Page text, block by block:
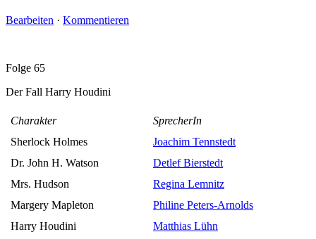
Bearbeiten · Kommentieren
Folge 65
Der Fall Harry Houdini
Charakter
SprecherIn
Sherlock Holmes
Joachim Tennstedt
Dr. John H. Watson
Detlef Bierstedt
Mrs. Hudson
Regina Lemnitz
Margery Mapleton
Philine Peters-Arnolds
Harry Houdini
Matthias Lühn